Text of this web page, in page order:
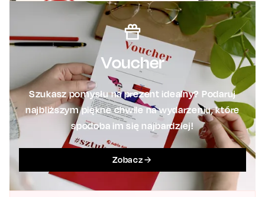
Voucher
Szukasz pomysłu na prezent idealny? Podaruj
najbliższym piękne chwile na wydarzeniu, które
spodoba im się najbardziej!
Zobacz